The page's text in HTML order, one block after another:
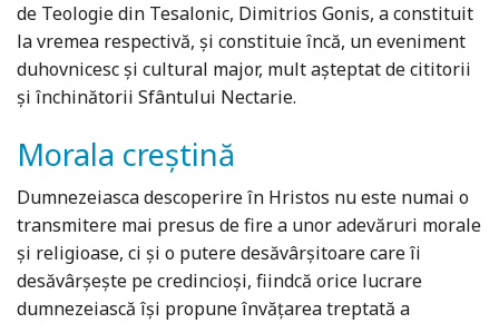
de Teologie din Tesalonic, Dimitrios Gonis, a constituit
la vremea respectivă, și constituie încă, un eveniment
duhovnicesc şi cultural major, mult așteptat de cititorii
și închinătorii Sfântului Nectarie.
Morala creștină
Dumnezeiasca descoperire în Hristos nu este numai o
transmitere mai presus de fire a unor adevăruri morale
și religioase, ci și o putere desăvârșitoare care îi
desăvârșește pe credincioși, fiindcă orice lucrare
dumnezeiască își propune învățarea treptată a